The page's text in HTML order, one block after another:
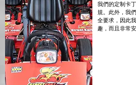
我們的定制卡
規。此外，我
全要求，因此
趣，而且非常安